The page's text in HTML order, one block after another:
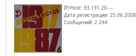
IP/Host: 93.191.20.---
Дата регистрации: 25.06.2008
Сообщений: 2 244